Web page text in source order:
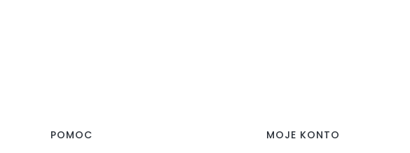
Linki w stopce
POMOC
MOJE KONTO